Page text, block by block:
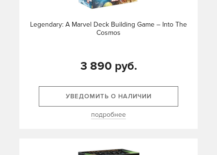
Legendary: A Marvel Deck Building Game – Into The
Cosmos
3 890 руб.
УВЕДОМИТЬ О НАЛИЧИИ
подробнее